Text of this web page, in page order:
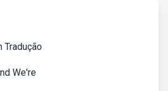
Tradução
We're